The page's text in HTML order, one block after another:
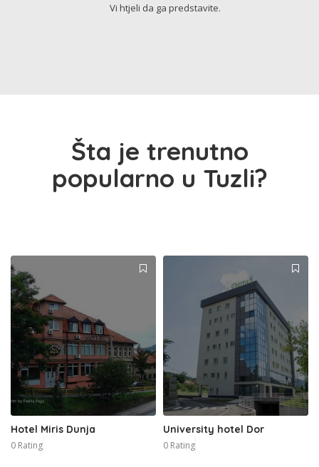
Vi htjeli da ga predstavite.
Šta je trenutno
popularno u Tuzli?
Hotel Miris Dunja
0 Rating
University hotel Dor
0 Rating